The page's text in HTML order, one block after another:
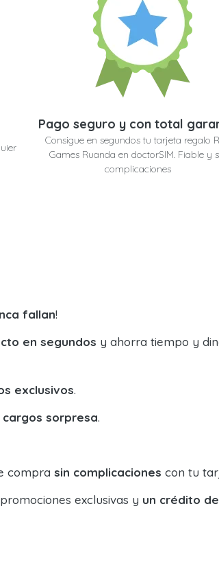
Pago seguro y con total
Consigue en segundos tu tarjeta regalo
Games Ruanda en doctorSIM. Fiable y
complicaciones
fallan!
en segundos y ahorra tiempo y
exclusivos.
cargos sorpresa.
compra sin complicaciones con tu
exclusivas y un crédito